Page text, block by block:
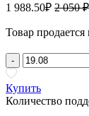
1 988.50₽ 2 050 ₽
Товар
-
Купить
Количество